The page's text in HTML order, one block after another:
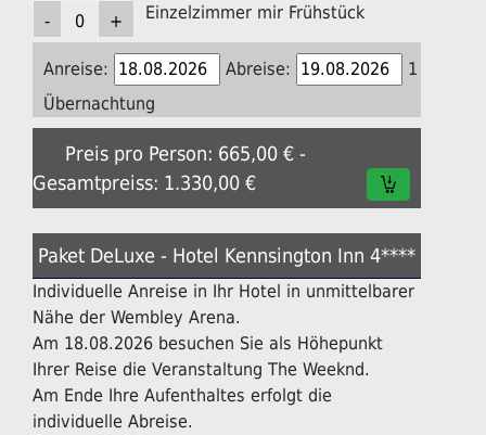
Einzelzimmer mir Frühstück
Anreise: Abreise:
1
Übernachtung
Preis pro Person: 665,00 € -
Gesamtpreiss: 1.330,00 €
Paket DeLuxe - Hotel Kennsington Inn 4****
Individuelle Anreise in Ihr Hotel in unmittelbarer
Nähe der Wembley Arena.
Am 18.08.2026 besuchen Sie als Höhepunkt
Ihrer Reise die Veranstaltung The Weeknd.
Am Ende Ihre Aufenthaltes erfolgt die
individuelle Abreise.